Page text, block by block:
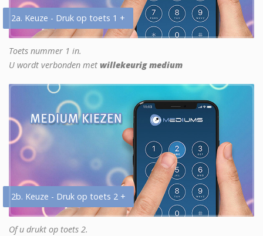
2a. Keuze - Druk op toets 1 +
Toets nummer 1 in.
U wordt verbonden met willekeurig medium
2b. Keuze - Druk op toets 2 +
Of u drukt op toets 2.